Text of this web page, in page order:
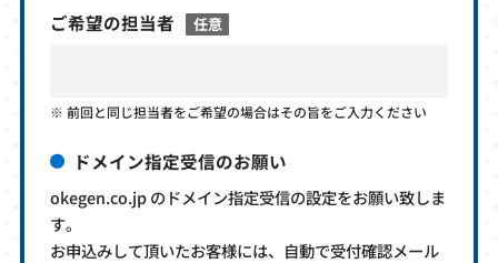
ご希望の担当者 任意
前回と同じ担当者をご希望の場合はその旨をご入力ください
ドメイン指定受信のお願い
okegen.co.jp のドメイン指定受信の設定をお願い致しま
す。
お申込みして頂いたお客様には、自動で受付確認メール